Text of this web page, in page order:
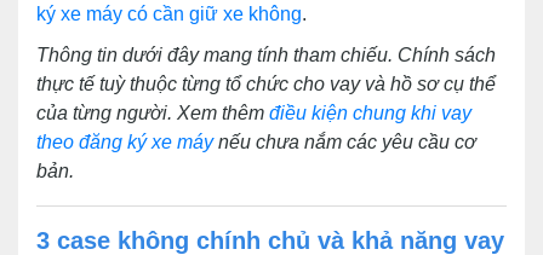
ký xe máy có cần giữ xe không.
Thông tin dưới đây mang tính tham chiếu. Chính sách
thực tế tuỳ thuộc từng tổ chức cho vay và hồ sơ cụ thể
của từng người. Xem thêm điều kiện chung khi vay
theo đăng ký xe máynếu chưa nắm các yêu cầu cơ
bản.
3 case không chính chủ và khả năng vay